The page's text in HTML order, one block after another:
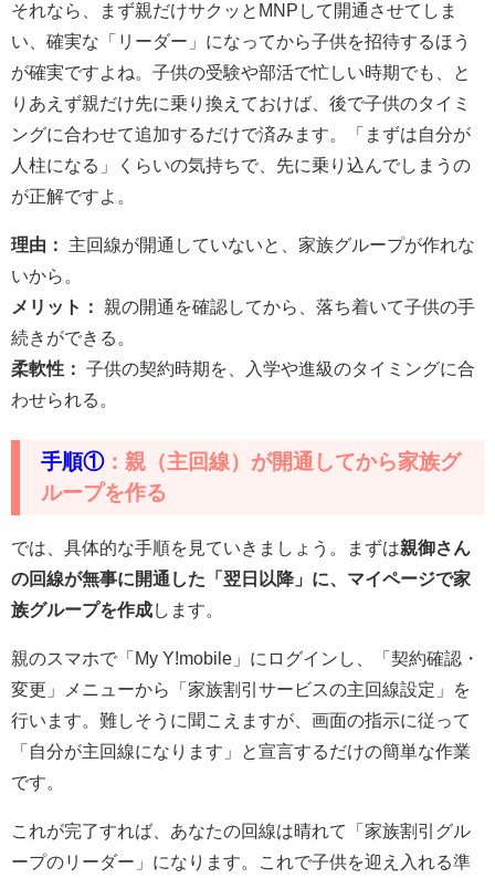
それなら、まず親だけサクッとMNPして開通させてしま
い、確実な「リーダー」になってから子供を招待するほう
が確実ですよね。子供の受験や部活で忙しい時期でも、と
りあえず親だけ先に乗り換えておけば、後で子供のタイミ
ングに合わせて追加するだけで済みます。「まずは自分が
人柱になる」くらいの気持ちで、先に乗り込んでしまうの
が正解ですよ。
理由：
主回線が開通していないと、家族グループが作れな
いから。
メリット：
親の開通を確認してから、落ち着いて子供の手
続きができる。
柔軟性：
子供の契約時期を、入学や進級のタイミングに合
わせられる。
手順①：親（主回線）が開通してから家族グ
ループを作る
では、具体的な手順を見ていきましょう。まずは親御さん
の回線が無事に開通した「翌日以降」に、マイページで家
族グループを作成します。
親のスマホで「My Y!mobile」にログインし、「契約確認・
変更」メニューから「家族割引サービスの主回線設定」を
行います。難しそうに聞こえますが、画面の指示に従って
「自分が主回線になります」と宣言するだけの簡単な作業
です。
これが完了すれば、あなたの回線は晴れて「家族割引グル
ープのリーダー」になります。これで子供を迎え入れる準